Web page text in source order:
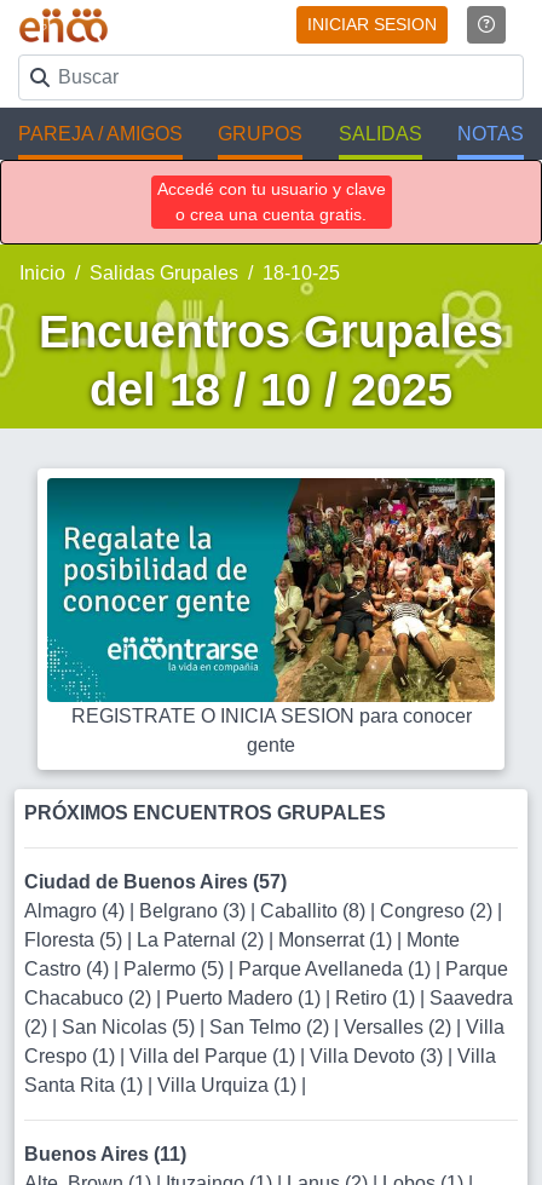
INICIAR SESION
PAREJA / AMIGOS GRUPOS SALIDAS NOTAS
Accedé con tu usuario y clave
o crea una cuenta gratis.
Inicio Salidas Grupales 18-10-25
Encuentros Grupales
del 18 / 10 / 2025
REGISTRATE O INICIA SESION para conocer
gente
PRÓXIMOS ENCUENTROS GRUPALES
Ciudad de Buenos Aires (57)
Almagro (4)
Belgrano (3) Caballito (8) Congreso (2)
Floresta (5)
La Paternal (2) Monserrat (1)
Monte
Castro (4)
Palermo (5) Parque Avellaneda (1)
Parque
Chacabuco (2)
Puerto Madero (1) Retiro (1)
Saavedra
(2)
San Nicolas (5) San Telmo (2) Versalles (2)
Villa
Crespo (1)
Villa del Parque (1) Villa Devoto (3)
Villa
Santa Rita (1)
Villa Urquiza (1)
Buenos Aires (11)